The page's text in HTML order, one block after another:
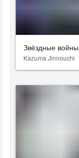
Звёздные
Kazuma Jinnouchi